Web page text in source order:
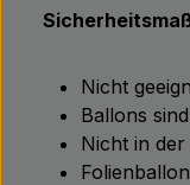
Nicht
Ballons
Nicht in